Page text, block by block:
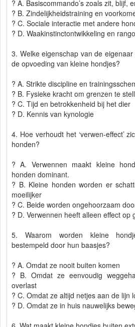
? A. Basiscommando’s zoals zit, blijf,
? B. Zindelijkheidstraining en
? C. Sociale interactie met andere
? D. Waakinstinctontwikkeling en
3. Welke eigenschap van de
de opvoeding van kleine hondjes?
? A. Strikte discipline en
? B. Fysieke kracht om grenzen te
? C. Tijd en betrokkenheid bij het dier
? D. Kennis van kynologie
4. Hoe verhoudt het ‘verwen-effect’
honden?
? A. Verwennen maakt kleine
honden dominant.
? B. Kleine honden worden er
moeilijker
? C. Beide worden ongehoorzaam
? D. Verwennen heeft alleen effect op
5. Waarom worden kleine
bestempeld door hun baasjes?
? A. Omdat ze nooit buiten komen
? B. Omdat ze eenvoudig
overlast
? C. Omdat ze altijd netjes aan de lijn
? D. Omdat ze in huis nauwelijks